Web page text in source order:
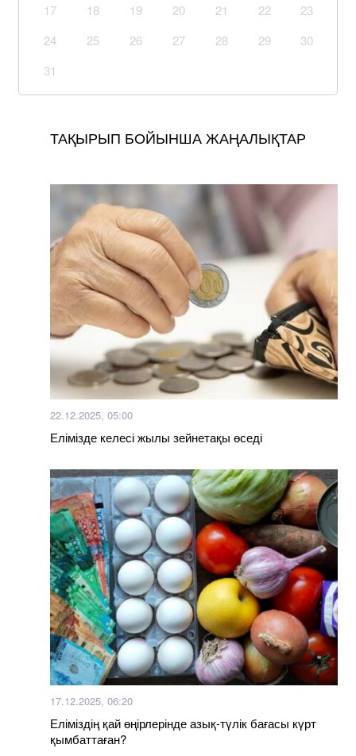
17
18 19 20 21 22
23
24
25 26 27 28 29
30
31
ТАҚЫРЫП БОЙЫНША ЖАҢАЛЫҚТАР
22.12.2025, 05:00
Елімізде келесі жылы зейнетақы өседі
17.12.2025, 06:20
Еліміздің қай өңірлерінде азық-түлік бағасы күрт
қымбаттаған?